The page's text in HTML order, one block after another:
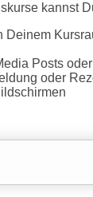
kannst
Deinem
Posts
oder